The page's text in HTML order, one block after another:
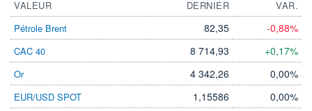
VALEUR DERNIER
VAR.
Pétrole Brent
82,35 -0,88%
CAC 40 8 714,93 +0,17%
Or 4 342,26 0,00%
EUR/USD SPOT 1,15586 0,00%